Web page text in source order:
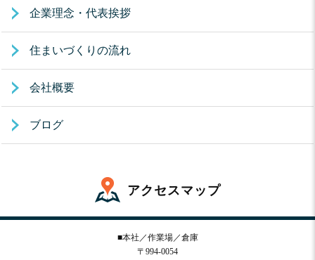
企業理念・代表挨拶
住まいづくりの流れ
会社概要
ブログ
アクセスマップ
■本社／作業場／倉庫
〒994-0054